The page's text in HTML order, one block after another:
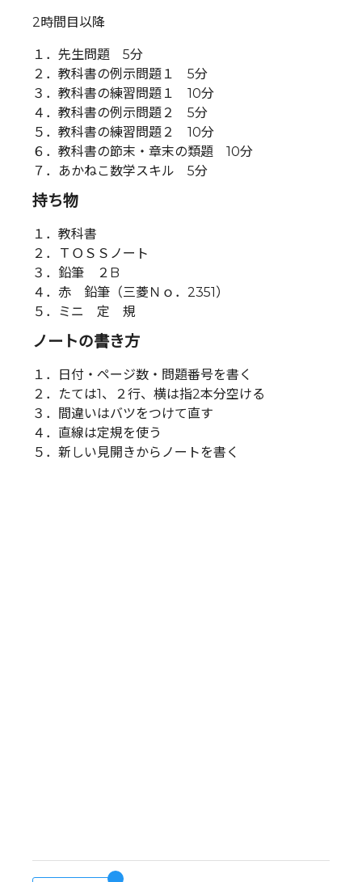
2時間目以降
１．先生問題 5分
２．教科書の例示問題１ 5分
３．教科書の練習問題１ 10分
４．教科書の例示問題２ 5分
５．教科書の練習問題２ 10分
６．教科書の節末・章末の類題 10分
７．あかねこ数学スキル 5分
持ち物
１．教科書
２．ＴＯＳＳノート
３．鉛筆 ２B
４．赤 鉛筆（三菱Ｎｏ．2351）
５．ミニ 定 規
ノートの書き方
１．日付・ページ数・問題番号を書く
２．たては1、２行、横は指2本分空ける
３．間違いはバツをつけて直す
４．直線は定規を使う
５．新しい見開きからノートを書く